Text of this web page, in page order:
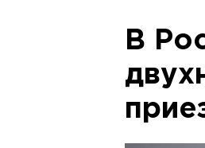
В